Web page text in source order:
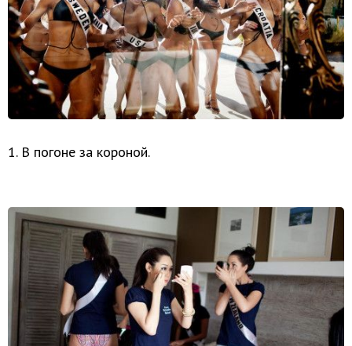
1. В погоне за короной.